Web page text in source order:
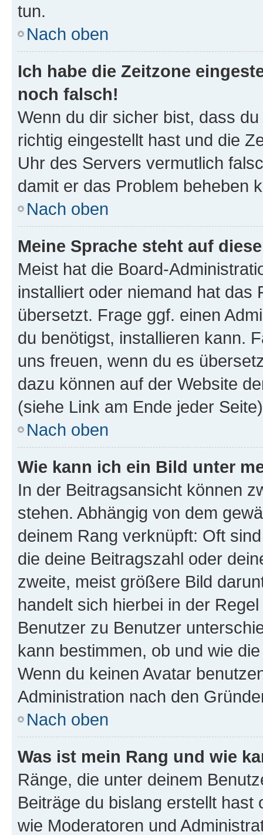
tun.
Nach oben
Ich habe die Zeitzone
noch falsch!
Wenn du dir sicher bist, dass
richtig eingestellt hast und die
Uhr des Servers vermutlich
damit er das Problem beheben
Nach oben
Meine Sprache steht auf
Meist hat die Board-
installiert oder niemand hat das
übersetzt. Frage ggf. einen
du benötigst, installieren kann.
uns freuen, wenn du es
dazu können auf der Website
(siehe Link am Ende jeder
Nach oben
Wie kann ich ein Bild unter
In der Beitragsansicht können
stehen. Abhängig von dem
deinem Rang verknüpft: Oft
die deine Beitragszahl oder
zweite, meist größere Bild
handelt sich hierbei in der
Benutzer zu Benutzer
kann bestimmen, ob und wie
Wenn du keinen Avatar
Administration nach den
Nach oben
Was ist mein Rang und wie
Ränge, die unter deinem
Beiträge du bislang erstellt
wie Moderatoren und